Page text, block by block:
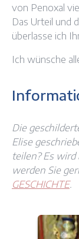
von Penoxal
Das Urteil und
überlasse ich
Ich wünsche
Die
Elise
teilen? Es
werden Sie
GESCHICHTE.